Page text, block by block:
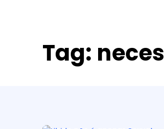
Tag: